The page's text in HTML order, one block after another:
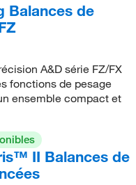
Balances de
A&D série FZ/FX
fonctions de pesage
ensemble compact et
II Balances de